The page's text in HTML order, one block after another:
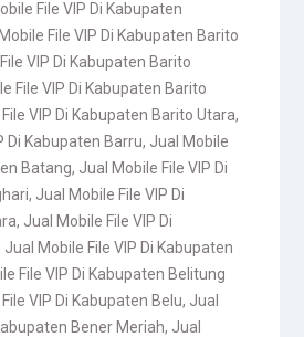
File VIP Di Kabupaten
File VIP Di Kabupaten Barito
VIP Di Kabupaten Barito
File VIP Di Kabupaten Barito
VIP Di Kabupaten Barito Utara,
Di Kabupaten Barru, Jual Mobile
Batang, Jual Mobile File VIP Di
, Jual Mobile File VIP Di
, Jual Mobile File VIP Di
Jual Mobile File VIP Di Kabupaten
File VIP Di Kabupaten Belitung
VIP Di Kabupaten Belu, Jual
Bener Meriah, Jual